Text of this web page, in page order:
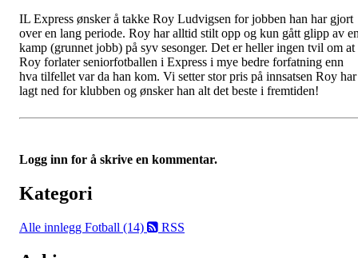
IL Express ønsker å takke Roy Ludvigsen for jobben han har gjort
over en lang periode. Roy har alltid stilt opp og kun gått glipp av
kamp (grunnet jobb) på syv sesonger. Det er heller ingen tvil om at
Roy forlater seniorfotballen i Express i mye bedre forfatning enn
hva tilfellet var da han kom. Vi setter stor pris på innsatsen Roy har
lagt ned for klubben og ønsker han alt det beste i fremtiden!
Logg inn for å skrive en kommentar.
Kategori
Alle innlegg Fotball (14) RSS